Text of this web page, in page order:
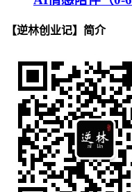
【逆林创业记】简介